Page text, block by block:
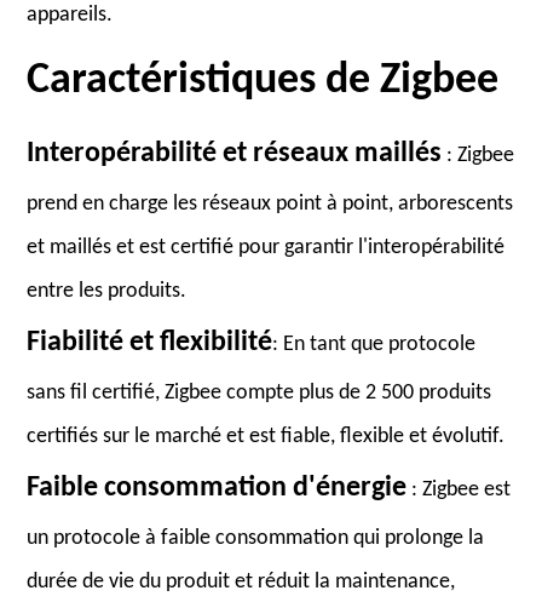
appareils.
Caractéristiques de Zigbee
Interopérabilité et réseaux maillés : Zigbee
prend en charge les réseaux point à point, arborescents
et maillés et est certifié pour garantir l'interopérabilité
entre les produits.
Fiabilité et flexibilité: En tant que protocole
sans fil certifié, Zigbee compte plus de 2 500 produits
certifiés sur le marché et est fiable, flexible et évolutif.
Faible consommation d'énergie : Zigbee est
un protocole à faible consommation qui prolonge la
durée de vie du produit et réduit la maintenance,